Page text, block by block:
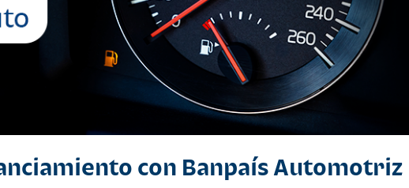
con Banpaís Automotriz